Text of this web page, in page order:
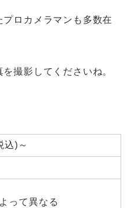
ロカメラマンも多数在
撮影してくださいね。
込)～
って異なる